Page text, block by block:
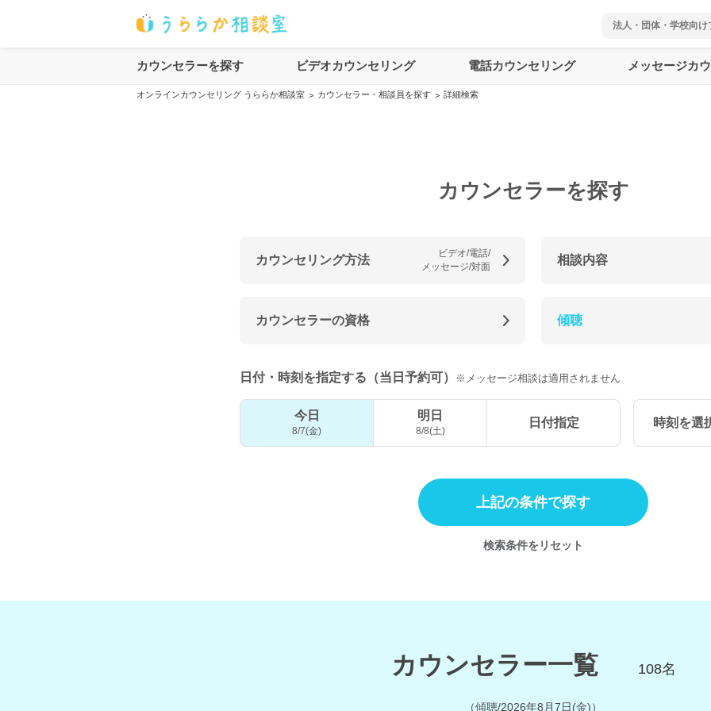
法人・団体・学校向け
カウンセラーを探す ビデオカウンセリング 電話カウンセリング メッセージカ
オンラインカウンセリング うららか相談室 > カウンセラー・相談員を探す > 詳細検索
カウンセラーを探す
カウンセリング方法
ビデオ/電話/
メッセージ/対面
相談内容
カウンセラーの資格 傾聴
日付・時刻を指定する（当日予約可） ※メッセージ相談は適用されません
今日
8/7(金)
明日
8/8(土)
日付指定 時刻を選
上記の条件で探す
検索条件をリセット
カウンセラー一覧 108名
（傾聴/2026年8月7日(金)）